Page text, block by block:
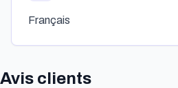
Français
Avis clients